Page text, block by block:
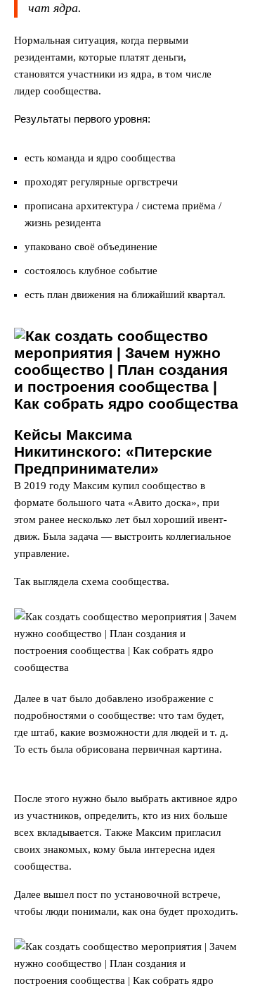
чат ядра.
Нормальная ситуация, когда первыми
резидентами, которые платят деньги,
становятся участники из ядра, в том числе
лидер сообщества.
Результаты первого уровня:
есть команда и ядро сообщества
проходят регулярные оргвстречи
прописана архитектура / система приёма /
жизнь резидента
упаковано своё объединение
состоялось клубное событие
есть план движения на ближайший квартал.
Кейсы Максима
Никитинского: «Питерские
Предприниматели»
В 2019 году Максим купил сообщество в
формате большого чата «Авито доска», при
этом ранее несколько лет был хороший ивент-
движ. Была задача — выстроить коллегиальное
управление.
Так выглядела схема сообщества.
Далее в чат было добавлено изображение с
подробностями о сообществе: что там будет,
где штаб, какие возможности для людей и т. д.
То есть была обрисована первичная картина.
После этого нужно было выбрать активное ядро
из участников, определить, кто из них больше
всех вкладывается. Также Максим пригласил
своих знакомых, кому была интересна идея
сообщества.
Далее вышел пост по установочной встрече,
чтобы люди понимали, как она будет проходить.